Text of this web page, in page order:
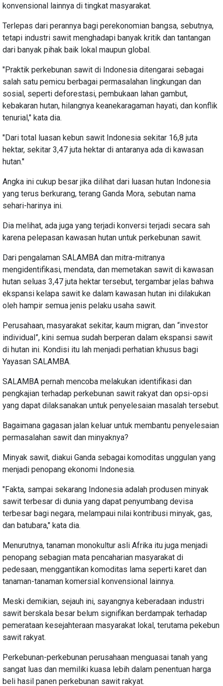
konvensional lainnya di tingkat masyarakat.
Terlepas dari perannya bagi perekonomian bangsa, sebutnya,
tetapi industri sawit menghadapi banyak kritik dan tantangan
dari banyak pihak baik lokal maupun global.
"Praktik perkebunan sawit di Indonesia ditengarai sebagai
salah satu pemicu berbagai permasalahan lingkungan dan
sosial, seperti deforestasi, pembukaan lahan gambut,
kebakaran hutan, hilangnya keanekaragaman hayati, dan konflik
tenurial," kata dia.
"Dari total luasan kebun sawit Indonesia sekitar 16,8 juta
hektar, sekitar 3,47 juta hektar di antaranya ada di kawasan
hutan."
Angka ini cukup besar jika dilihat dari luasan hutan Indonesia
yang terus berkurang, terang Ganda Mora, sebutan nama
sehari-harinya ini.
Dia melihat, ada juga yang terjadi konversi terjadi secara sah
karena pelepasan kawasan hutan untuk perkebunan sawit.
Dari pengalaman SALAMBA dan mitra-mitranya
mengidentifikasi, mendata, dan memetakan sawit di kawasan
hutan seluas 3,47 juta hektar tersebut, tergambar jelas bahwa
ekspansi kelapa sawit ke dalam kawasan hutan ini dilakukan
oleh hampir semua jenis pelaku usaha sawit.
Perusahaan, masyarakat sekitar, kaum migran, dan “investor
individual”, kini semua sudah berperan dalam ekspansi sawit
di hutan ini. Kondisi itu lah menjadi perhatian khusus bagi
Yayasan SALAMBA.
SALAMBA pernah mencoba melakukan identifikasi dan
pengkajian terhadap perkebunan sawit rakyat dan opsi-opsi
yang dapat dilaksanakan untuk penyelesaian masalah tersebut.
Bagaimana gagasan jalan keluar untuk membantu penyelesaian
permasalahan sawit dan minyaknya?
Minyak sawit, diakui Ganda sebagai komoditas unggulan yang
menjadi penopang ekonomi Indonesia.
"Fakta, sampai sekarang Indonesia adalah produsen minyak
sawit terbesar di dunia yang dapat penyumbang devisa
terbesar bagi negara, melampaui nilai kontribusi minyak, gas,
dan batubara," kata dia.
Menurutnya, tanaman monokultur asli Afrika itu juga menjadi
penopang sebagian mata pencaharian masyarakat di
pedesaan, menggantikan komoditas lama seperti karet dan
tanaman-tanaman komersial konvensional lainnya.
Meski demikian, sejauh ini, sayangnya keberadaan industri
sawit berskala besar belum signifikan berdampak terhadap
pemerataan kesejahteraan masyarakat lokal, terutama pekebun
sawit rakyat.
Perkebunan-perkebunan perusahaan menguasai tanah yang
sangat luas dan memiliki kuasa lebih dalam penentuan harga
beli hasil panen perkebunan sawit rakyat.